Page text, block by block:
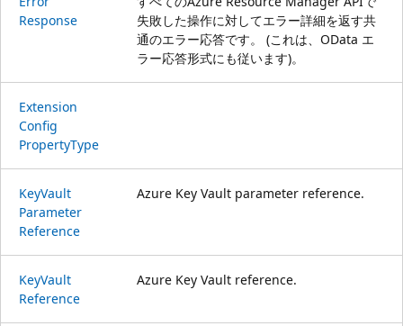
Response
失敗した操作に対してエラー詳細を返す共
通のエラー応答です。 (これは、OData エ
ラー応答形式にも従います)。
Extension
Config
PropertyType
KeyVault
Parameter
Reference
Azure Key Vault parameter reference.
KeyVault
Reference
Azure Key Vault reference.